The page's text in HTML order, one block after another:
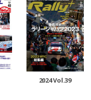
2024 Vol.39